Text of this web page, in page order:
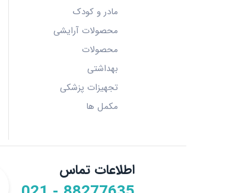
مادر و کودک
محصولات آرایشی
محصولات
بهداشتی
تجهیزات پزشکی
مکمل ها
اطلاعات تماس